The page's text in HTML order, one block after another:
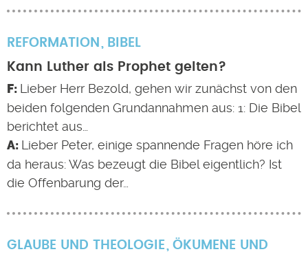
REFORMATION
BIBEL
Kann Luther als Prophet gelten?
Lieber Herr Bezold, gehen wir zunächst von den
beiden folgenden Grundannahmen aus: 1: Die Bibel
berichtet aus…
Lieber Peter, einige spannende Fragen höre ich
da heraus: Was bezeugt die Bibel eigentlich? Ist
die Offenbarung der…
GLAUBE UND THEOLOGIE
ÖKUMENE UND